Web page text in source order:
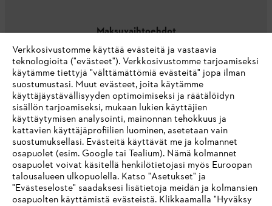
Maksuvaihtoehdot
Yritys
STIHL FAQ
Verkkosivustomme käyttää evästeitä ja vastaavia
teknologioita ("evästeet"). Verkkosivustomme tarjoamiseksi
käytämme tiettyjä "välttämättömiä evästeitä" jopa ilman
suostumustasi. Muut evästeet, joita käytämme
käyttäjäystävällisyyden optimoimiseksi ja räätälöidyn
sisällön tarjoamiseksi, mukaan lukien käyttäjien
käyttäytymisen analysointi, mainonnan tehokkuus ja
kattavien käyttäjäprofiilien luominen, asetetaan vain
suostumuksellasi. Evästeitä käyttävät me ja kolmannet
osapuolet (esim. Google tai Tealium). Nämä kolmannet
osapuolet voivat käsitellä henkilötietojasi myös Euroopan
talousalueen ulkopuolella. Katso "Asetukset" ja
"Evästeseloste" saadaksesi lisätietoja meidän ja kolmansien
osapuolten käyttämistä evästeistä. Klikkaamalla "Hyväksy